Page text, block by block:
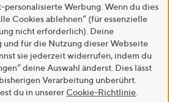
personalisierte Werbung. Wenn du dies
Cookies ablehnen“ (für essenzielle
nicht erforderlich). Deine
für die Nutzung dieser Webseite
sie jederzeit widerrufen, indem du
deine Auswahl änderst. Dies lässt
Verarbeitung unberührt.
du in unserer Cookie-Richtlinie